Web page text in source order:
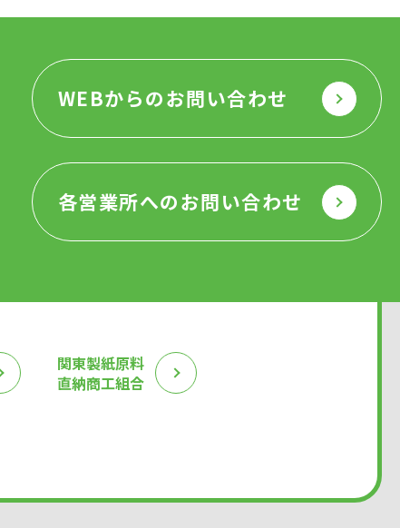
WEBからのお問い合わせ
各営業所へのお問い合わせ
関東製紙原料
直納商工組合